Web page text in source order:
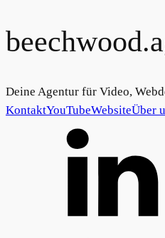
Deine Agentur für Video,
KontaktYouTubeWebsiteÜber